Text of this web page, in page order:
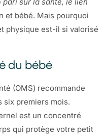
et bébé. Mais pourquoi
physique est-il si valorisé
du bébé
(OMS) recommande
six premiers mois.
est un concentré
qui protège votre petit